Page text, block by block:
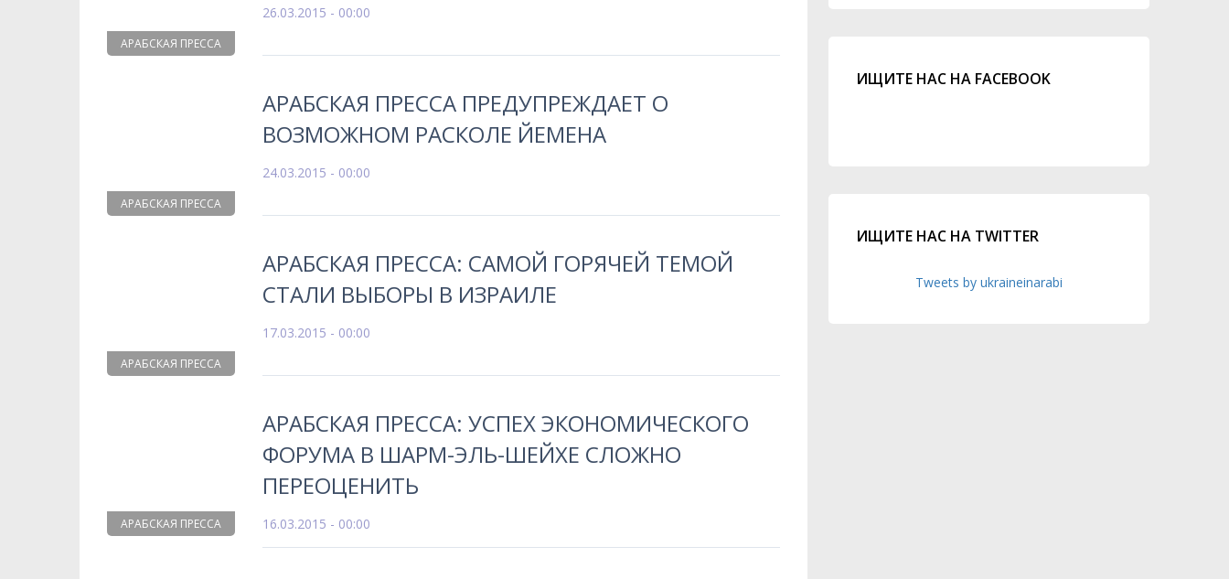
АРАБСКАЯ ПРЕССА
26.03.2015 - 00:00
АРАБСКАЯ ПРЕССА
АРАБСКАЯ ПРЕССА ПРЕДУПРЕЖДАЕТ О
ВОЗМОЖНОМ РАСКОЛЕ ЙЕМЕНА
24.03.2015 - 00:00
АРАБСКАЯ ПРЕССА
АРАБСКАЯ ПРЕССА: САМОЙ ГОРЯЧЕЙ ТЕМОЙ
СТАЛИ ВЫБОРЫ В ИЗРАИЛЕ
17.03.2015 - 00:00
АРАБСКАЯ ПРЕССА
АРАБСКАЯ ПРЕССА: УСПЕХ ЭКОНОМИЧЕСКОГО
ФОРУМА В ШАРМ-ЭЛЬ-ШЕЙХЕ СЛОЖНО
ПЕРЕОЦЕНИТЬ
16.03.2015 - 00:00
ИЩИТЕ НАС НА FACEBOOK
ИЩИТЕ НАС НА TWITTER
Tweets by ukraineinarabi